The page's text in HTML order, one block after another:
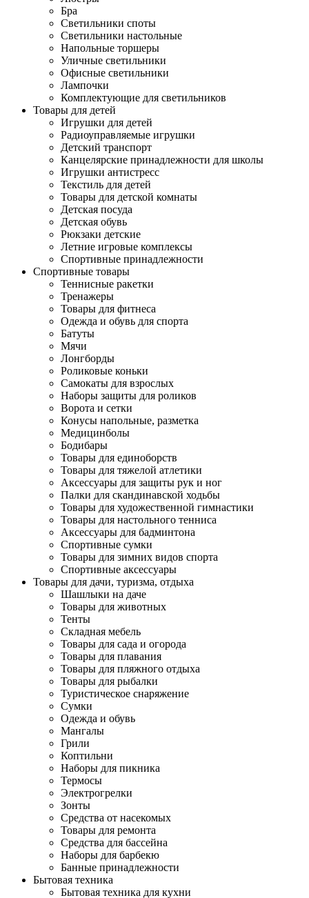
Бра
Светильники споты
Светильники настольные
Напольные торшеры
Уличные светильники
Офисные светильники
Лампочки
Комплектующие для светильников
Товары для детей
Игрушки для детей
Радиоуправляемые игрушки
Детский транспорт
Канцелярские принадлежности для школы
Игрушки антистресс
Текстиль для детей
Товары для детской комнаты
Детская посуда
Детская обувь
Рюкзаки детские
Летние игровые комплексы
Спортивные принадлежности
Спортивные товары
Теннисные ракетки
Тренажеры
Товары для фитнеса
Одежда и обувь для спорта
Батуты
Мячи
Лонгборды
Роликовые коньки
Самокаты для взрослых
Наборы защиты для роликов
Ворота и сетки
Конусы напольные, разметка
Медицинболы
Бодибары
Товары для единоборств
Товары для тяжелой атлетики
Аксессуары для защиты рук и ног
Палки для скандинавской ходьбы
Товары для художественной гимнастики
Товары для настольного тенниса
Аксессуары для бадминтона
Спортивные сумки
Товары для зимних видов спорта
Спортивные аксессуары
Товары для дачи, туризма, отдыха
Шашлыки на даче
Товары для животных
Тенты
Складная мебель
Товары для сада и огорода
Товары для плавания
Товары для пляжного отдыха
Товары для рыбалки
Туристическое снаряжение
Сумки
Одежда и обувь
Мангалы
Грили
Коптильни
Наборы для пикника
Термосы
Электрогрелки
Зонты
Средства от насекомых
Товары для ремонта
Средства для бассейна
Наборы для барбекю
Банные принадлежности
Бытовая техника
Бытовая техника для кухни